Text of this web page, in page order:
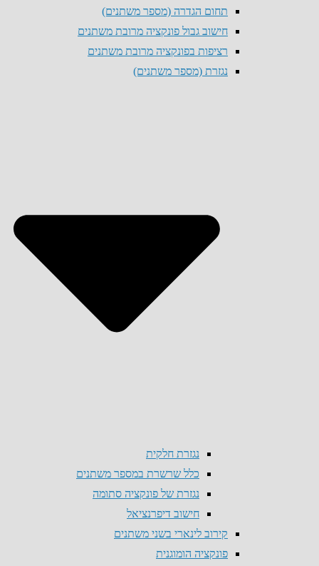
תחום הגדרה (מספר משתנים)
חישוב גבול פונקציה מרובת משתנים
רציפות בפונקציה מרובת משתנים
נגזרת (מספר משתנים)
נגזרת חלקית
כלל שרשרת במספר משתנים
נגזרת של פונקציה סתומה
חישוב דיפרנציאל
קירוב לינארי בשני משתנים
פונקציה הומוגנית